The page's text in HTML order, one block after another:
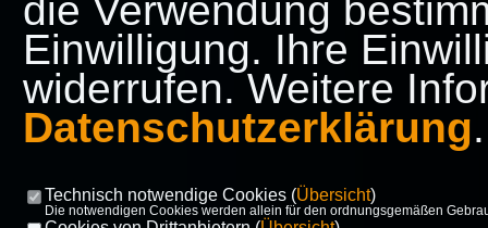
die Verwendung
Einwilligung. Ihre
widerrufen. Weitere
Datenschutzerklärung.
Technisch notwendige Cookies (Übersicht)
Die notwendigen Cookies werden allein für den ordnungsgemäßen